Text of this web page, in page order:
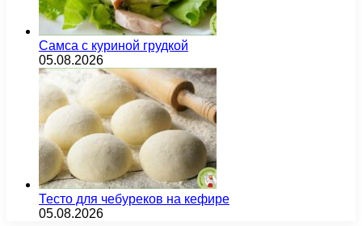
Самса с куриной грудкой
05.08.2026
Тесто для чебуреков на кефире
05.08.2026